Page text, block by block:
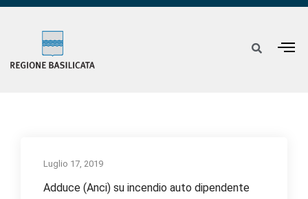
Luglio 17, 2019
Adduce (Anci) su incendio auto dipendente